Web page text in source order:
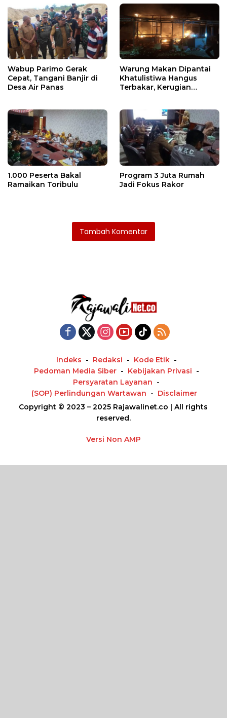
Wabup Parimo Gerak
Cepat, Tangani Banjir di
Desa Air Panas
Warung Makan Dipantai
Khatulistiwa Hangus
Terbakar, Kerugian
1.000 Peserta Bakal
Ramaikan Toribulu
Program 3 Juta Rumah
Jadi Fokus Rakor
Tambah Komentar
Indeks Redaksi
Kode Etik
Pedoman Media Siber
Kebijakan Privasi
Persyaratan Layanan
(SOP) Perlindungan Wartawan
Disclaimer
Copyright © 2023 – 2025 Rajawalinet.co | All rights
reserved.
Versi Non AMP